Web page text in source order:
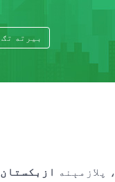
بیرته تګ
پلازمېنه ازبکستان